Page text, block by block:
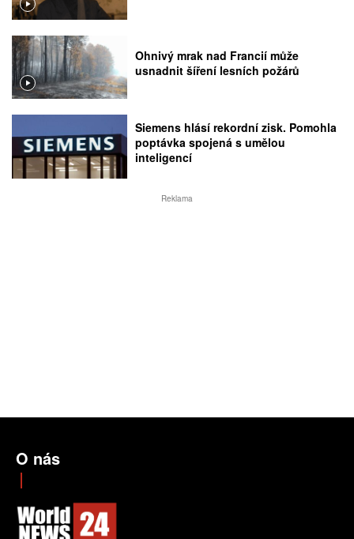
Ohnivý mrak nad Francií může
usnadnit šíření lesních požárů
Siemens hlásí rekordní zisk. Pomohla
poptávka spojená s umělou
inteligencí
Reklama
O nás